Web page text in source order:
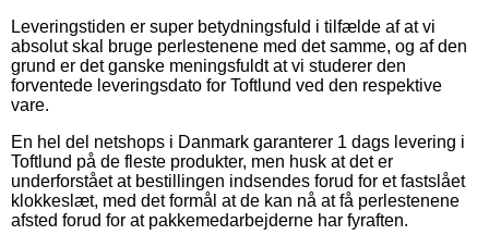
Leveringstiden er super betydningsfuld i tilfælde af at vi
absolut skal bruge perlestenene med det samme, og af den
grund er det ganske meningsfuldt at vi studerer den
forventede leveringsdato for Toftlund ved den respektive
vare.
En hel del netshops i Danmark garanterer 1 dags levering i
Toftlund på de fleste produkter, men husk at det er
underforstået at bestillingen indsendes forud for et fastslået
klokkeslæt, med det formål at de kan nå at få perlestenene
afsted forud for at pakkemedarbejderne har fyraften.